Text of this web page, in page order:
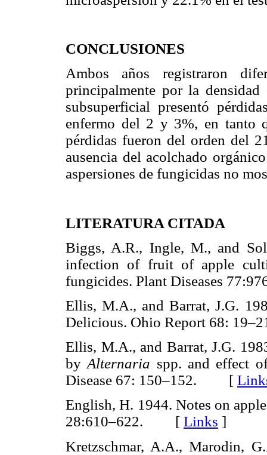
CONCLUSIONES
Ambos años registraron
principalmente por la
subsuperficial presentó
enfermo del 2 y 3%, en tanto
pérdidas fueron del orden del
ausencia del acolchado
aspersiones de fungicidas no
LITERATURA CITADA
Biggs, A.R., Ingle, M., and
infection of fruit of apple
fungicides. Plant Diseases
Ellis, M.A., and Barrat, J.G.
Delicious. Ohio Report 68:
Ellis, M.A., and Barrat, J.G.
byAlternaria spp. and effect
Disease 67: 150–152. [
English, H. 1944. Notes on
28:610–622. [ Links ]
Kretzschmar, A.A., Marodin,